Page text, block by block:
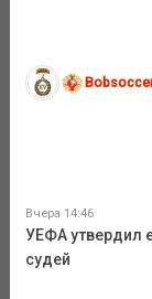
Вчера 14:46
УЕФА утвердил
судей